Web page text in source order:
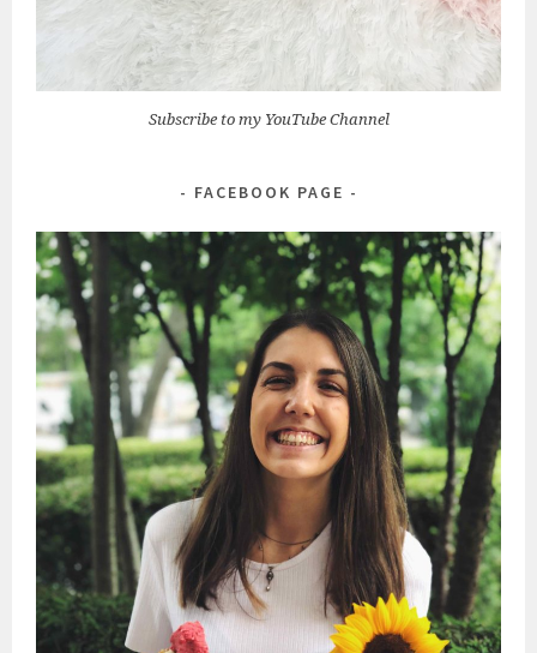
Subscribe to my YouTube Channel
FACEBOOK PAGE